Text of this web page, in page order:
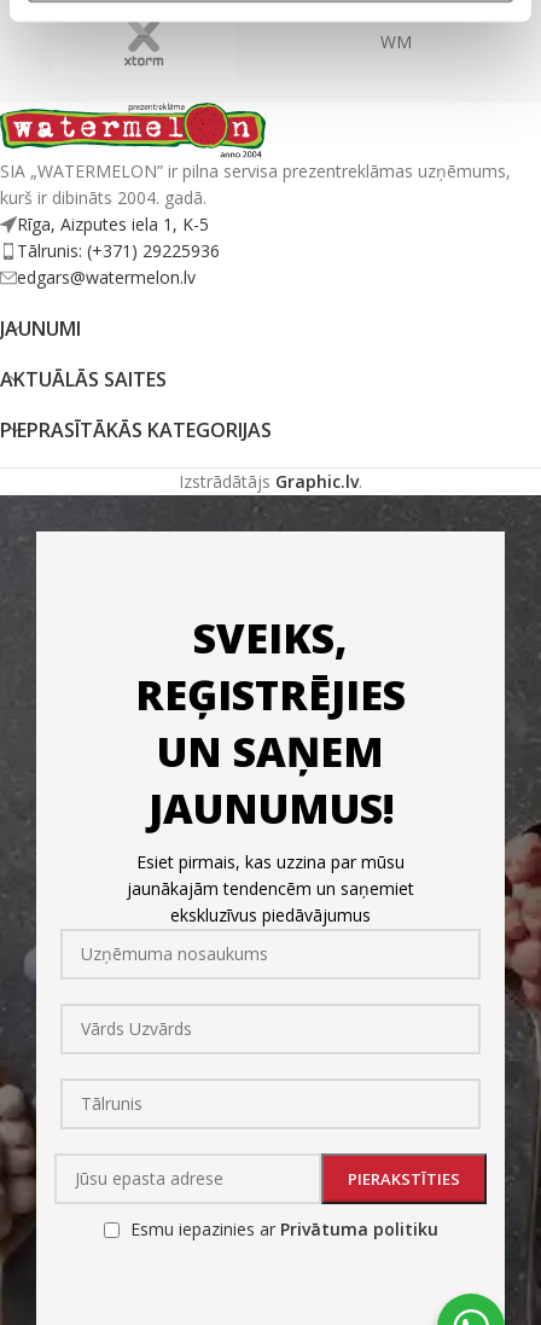
WM
SIA „WATERMELON” ir pilna servisa prezentreklāmas uzņēmums,
kurš ir dibināts 2004. gadā.
Rīga, Aizputes iela 1, K-5
Tālrunis: (+371) 29225936
edgars@watermelon.lv
JAUNUMI
AKTUĀLĀS SAITES
PIEPRASĪTĀKĀS KATEGORIJAS
Izstrādātājs Graphic.lv.
SVEIKS,
REĢISTRĒJIES
UN SAŅEM
JAUNUMUS!
Esiet pirmais, kas uzzina par mūsu
jaunākajām tendencēm un saņemiet
ekskluzīvus piedāvājumus
Esmu iepazinies ar Privātuma politiku